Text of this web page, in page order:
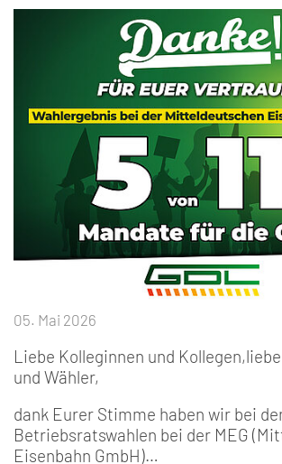
05. Mai 2026
Liebe Kolleginnen und
und Wähler,
dank Eurer Stimme haben wir bei
Betriebsratswahlen bei der MEG
Eisenbahn GmbH)…